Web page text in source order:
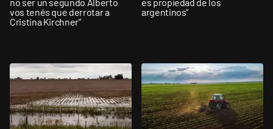
vos tenés que derrotar a
Cristina Kirchner”
argentinos”